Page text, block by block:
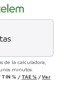
de la calculadora,
minutos.
TIN % / TAE % /Ver